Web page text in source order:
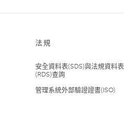
法規
安全資料表(SDS)與法規資料表
(RDS)查詢
管理系統外部驗證證書(ISO)